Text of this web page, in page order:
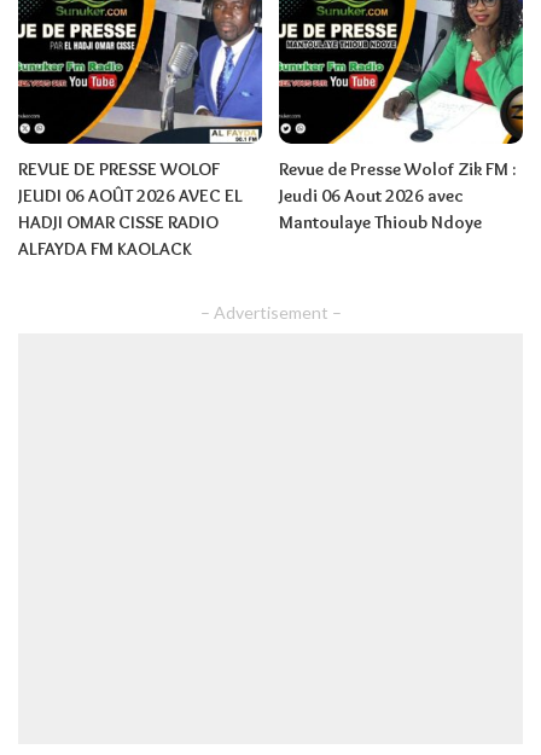
REVUE DE PRESSE WOLOF
JEUDI 06 AOÛT 2026 AVEC EL
HADJI OMAR CISSE RADIO
ALFAYDA FM KAOLACK
Revue de Presse Wolof Zik FM :
Jeudi 06 Aout 2026 avec
Mantoulaye Thioub Ndoye
– Advertisement –